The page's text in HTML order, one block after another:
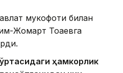
мукофоти билан
Жомарт Тоқаевга
ҳамкорлик